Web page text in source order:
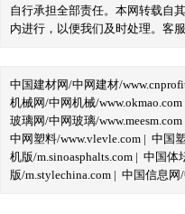
自行承担全部责任。本网转载自
内进行，以便我们及时处理。客
中国建材网/中网建材/
机械网/中网机械/www.okmao.com
玻璃网/中网玻璃/www.meesm.com
中网塑料/www.vlevle.com | 中国
机版/m.sinoasphalts.com | 中国体
版/m.stylechina.com | 中国信息网/